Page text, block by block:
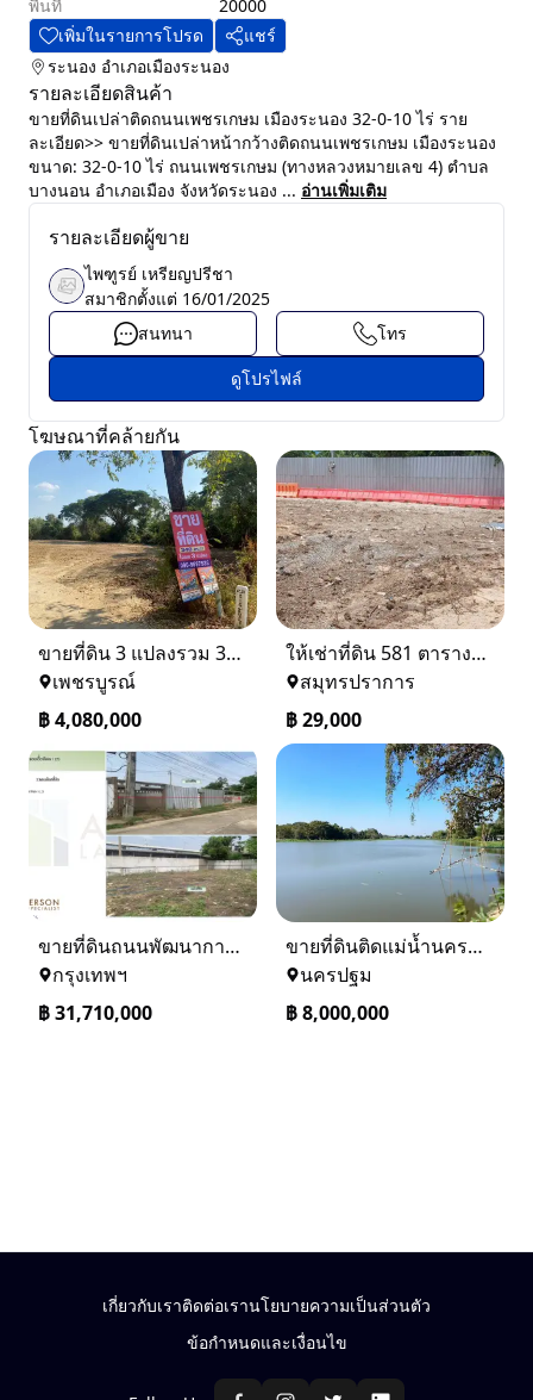
พื้นที่
20000
เพิ่มในรายการโปรด
แชร์
ระนอง อำเภอเมืองระนอง
รายละเอียดสินค้า
ขายที่ดินเปล่าติดถนนเพชรเกษม เมืองระนอง 32-0-10 ไร่ ราย
ละเอียด>> ขายที่ดินเปล่าหน้ากว้างติดถนนเพชรเกษม เมืองระนอง
ขนาด: 32-0-10 ไร่ ถนนเพชรเกษม (ทางหลวงหมายเลข 4) ตำบล
บางนอน อำเภอเมือง จังหวัดระนอง ... อ่านเพิ่มเติม
รายละเอียดผู้ขาย
ไพฑูรย์ เหรียญปรีชา
สมาชิกตั้งแต่ 16/01/2025
สนทนา
โทร
ดูโปรไฟล์
โฆษณาที่คล้ายกัน
ขายที่ดิน 3 แปลงรวม 340 ตรว ราคา ตรว. ล่ะ 12000 บาท เมืองเพชรบูรณ์
เพชรบูรณ์
฿4,080,000
ให้เช่าที่ดิน 581 ตารางวา ตรงข้างอู่ใหม่แจ็คบางหญ้าแพรก บางหัวเสือ
สมุทรปราการ
฿29,000
ขายที่ดินถนนพัฒนาการ 56 (ซอยเอื้อพัฒนา 15)
กรุงเทพฯ
฿31,710,000
ขายที่ดินติดแม่น้ำนครชัยศรี จ.นครปฐม ทำเลดี ที่ดินถมแล้ว
นครปฐม
฿8,000,000
เกี่ยวกับเราติดต่อเรานโยบายความเป็นส่วนตัว
ข้อกำหนดและเงื่อนไข